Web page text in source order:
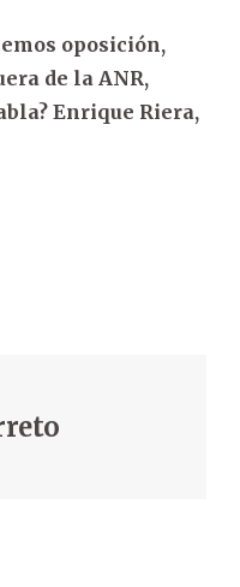
oposición,
de la ANR,
Enrique Riera,